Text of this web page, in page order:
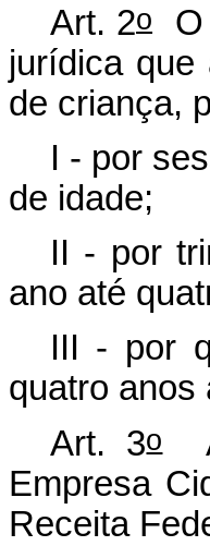
Art. 2o
O
jurídica que
de criança,
I - por
de idade;
II - por
ano até
III - por
quatro anos
Art. 3o
Empresa
Receita